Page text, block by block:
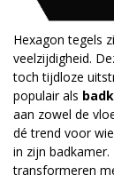
Hexagon tegels
veelzijdigheid.
toch tijdloze
populair als
aan zowel de
dé trend voor
in zijn
transformeren